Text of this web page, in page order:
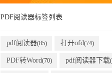
PDF阅读器标签列表
pdf阅读器(85) 打开ofd(74)
PDF转Word(70) pdf阅读器下载